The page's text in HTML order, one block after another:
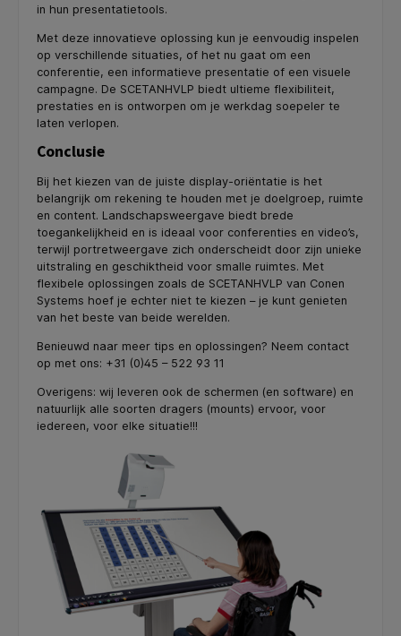
in hun presentatietools.
Met deze innovatieve oplossing kun je eenvoudig inspelen
op verschillende situaties, of het nu gaat om een
conferentie, een informatieve presentatie of een visuele
campagne. De SCETANHVLP biedt ultieme flexibiliteit,
prestaties en is ontworpen om je werkdag soepeler te
laten verlopen.
Conclusie
Bij het kiezen van de juiste display-oriëntatie is het
belangrijk om rekening te houden met je doelgroep, ruimte
en content. Landschapsweergave biedt brede
toegankelijkheid en is ideaal voor conferenties en video’s,
terwijl portretweergave zich onderscheidt door zijn unieke
uitstraling en geschiktheid voor smalle ruimtes. Met
flexibele oplossingen zoals de SCETANHVLP van Conen
Systems hoef je echter niet te kiezen – je kunt genieten
van het beste van beide werelden.
Benieuwd naar meer tips en oplossingen? Neem contact
op met ons: +31 (0)45 – 522 93 11
Overigens: wij leveren ook de schermen (en software) en
natuurlijk alle soorten dragers (mounts) ervoor, voor
iedereen, voor elke situatie!!!